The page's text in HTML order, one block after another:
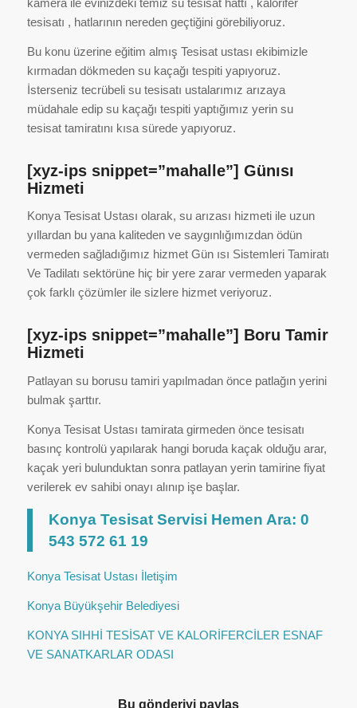
tesisatı , hatlarının nereden geçtiğini görebiliyoruz.
Bu konu üzerine eğitim almış Tesisat ustası ekibimizle
kırmadan dökmeden su kaçağı tespiti yapıyoruz.
İsterseniz tecrübeli su tesisatı ustalarımız arızaya
müdahale edip su kaçağı tespiti yaptığımız yerin su
tesisat tamiratını kısa sürede yapıyoruz.
[xyz-ips snippet=”mahalle”] Günısı
Hizmeti
Konya Tesisat Ustası olarak, su arızası hizmeti ile uzun
yıllardan bu yana kaliteden ve saygınlığımızdan ödün
vermeden sağladığımız hizmet Gün ısı Sistemleri Tamiratı
Ve Tadilatı sektörüne hiç bir yere zarar vermeden yaparak
çok farklı çözümler ile sizlere hizmet veriyoruz.
[xyz-ips snippet=”mahalle”] Boru Tamir
Hizmeti
Patlayan su borusu tamiri yapılmadan önce patlağın yerini
bulmak şarttır.
Konya Tesisat Ustası tamirata girmeden önce tesisatı
basınç kontrolü yapılarak hangi boruda kaçak olduğu arar,
kaçak yeri bulunduktan sonra patlayan yerin tamirine fiyat
verilerek ev sahibi onayı alınıp işe başlar.
Konya Tesisat Servisi Hemen Ara: 0
543 572 61 19
Konya Tesisat Ustası İletişim
Konya Büyükşehir Belediyesi
KONYA SIHHİ TESİSAT VE KALORİFERCİLER ESNAF
VE SANATKARLAR ODASI
Bu gönderiyi paylaş